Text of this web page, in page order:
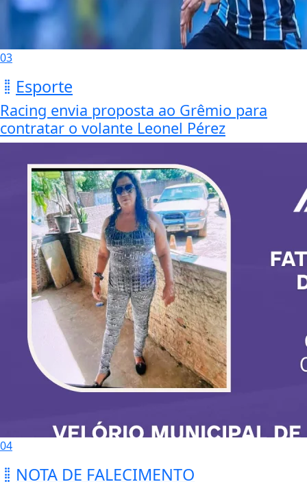
03
Esporte
Racing envia proposta ao Grêmio para
contratar o volante Leonel Pérez
04
NOTA DE FALECIMENTO